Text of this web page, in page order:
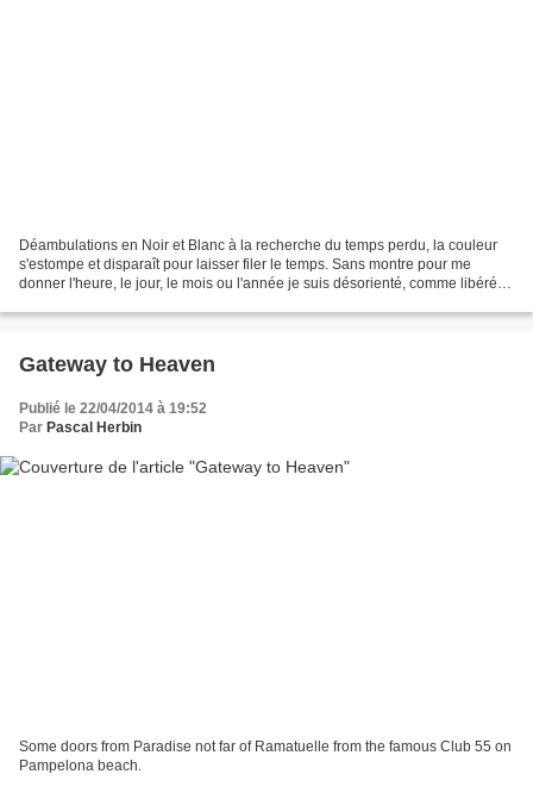
Déambulations en Noir et Blanc à la recherche du temps perdu, la couleur
s'estompe et disparaît pour laisser filer le temps. Sans montre pour me
donner l'heure, le jour, le mois ou l'année je suis désorienté, comme libéré
Gateway to Heaven
Publié le 22/04/2014 à 19:52
Par Pascal Herbin
Some doors from Paradise not far of Ramatuelle from the famous Club 55 on
Pampelona beach.